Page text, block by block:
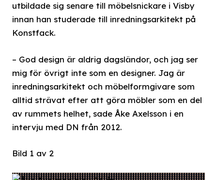
utbildade sig senare till möbelsnickare i Visby
innan han studerade till inredningsarkitekt på
Konstfack.
– God design är aldrig dagsländor, och jag ser
mig för övrigt inte som en designer. Jag är
inredningsarkitekt och möbelformgivare som
alltid strävat efter att göra möbler som en del
av rummets helhet, sade Åke Axelsson i en
intervju med DN från 2012.
Bild 1 av 2